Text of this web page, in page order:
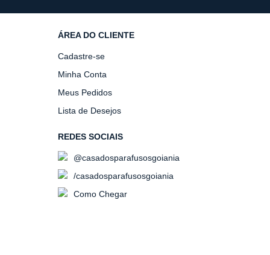
ÁREA DO CLIENTE
Cadastre-se
Minha Conta
Meus Pedidos
Lista de Desejos
REDES SOCIAIS
@casadosparafusosgoiania
/casadosparafusosgoiania
Como Chegar